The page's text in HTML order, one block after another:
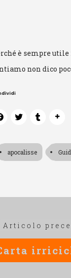
è sempre
non dico
apocalisse
Articolo